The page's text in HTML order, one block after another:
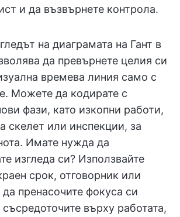
и да възвърнете контрола.
на диаграмата на Гант в
да превърнете целия си
времева линия само с
Можете да кодирате с
фази, като изкопни работи,
скелет или инспекции, за
Имате нужда да
изгледа си? Използвайте
срок, отговорник или
да пренасочите фокуса си
върху работата,